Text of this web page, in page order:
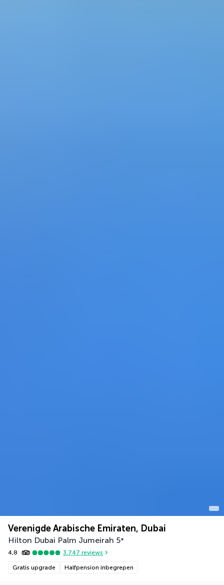
Verenigde Arabische Emiraten, Dubai
Hilton Dubai Palm Jumeirah 5*
4,8 3.747 reviews
Gratis upgrade Halfpension inbegrepen